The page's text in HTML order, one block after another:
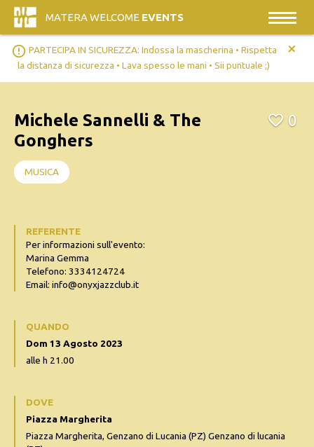
MATERA WELCOME EVENTS
error_outline PARTECIPA IN SICUREZZA: Indossa la mascherina • Rispetta
la distanza di sicurezza • Lava spesso le mani • Sii puntuale ;)
+
Michele Sannelli & The
Gonghers
0
MUSICA
REFERENTE
Per informazioni sull'evento:
Marina Gemma
Telefono: 3334124724
Email: info@onyxjazzclub.it
QUANDO
Dom 13 Agosto 2023
alle h 21.00
DOVE
Piazza Margherita
Piazza Margherita, Genzano di Lucania (PZ) Genzano di lucania